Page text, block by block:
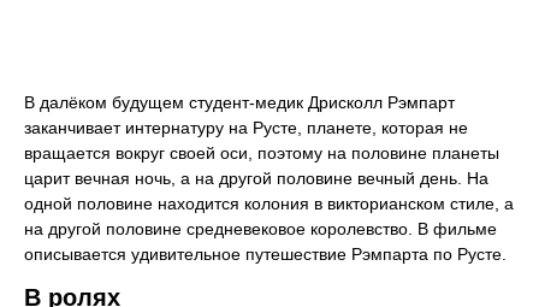
В далёком будущем студент-медик Дрисколл Рэмпарт
заканчивает интернатуру на Русте, планете, которая не
вращается вокруг своей оси, поэтому на половине планеты
царит вечная ночь, а на другой половине вечный день. На
одной половине находится колония в викторианском стиле, а
на другой половине средневековое королевство. В фильме
описывается удивительное путешествие Рэмпарта по Русте.
В ролях